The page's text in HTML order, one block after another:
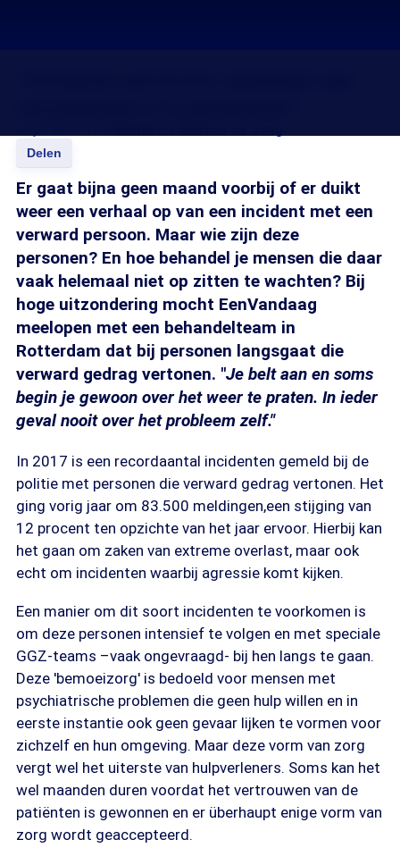
Delen
Er gaat bijna geen maand voorbij of er duikt
weer een verhaal op van een incident met een
verward persoon. Maar wie zijn deze
personen? En hoe behandel je mensen die daar
vaak helemaal niet op zitten te wachten? Bij
hoge uitzondering mocht EenVandaag
meelopen met een behandelteam in
Rotterdam dat bij personen langsgaat die
verward gedrag vertonen. "Je belt aan en soms
begin je gewoon over het weer te praten. In ieder
geval nooit over het probleem zelf."
In 2017 is een recordaantal incidenten gemeld bij de
politie met personen die verward gedrag vertonen. Het
ging vorig jaar om 83.500 meldingen,een stijging van
12 procent ten opzichte van het jaar ervoor. Hierbij kan
het gaan om zaken van extreme overlast, maar ook
echt om incidenten waarbij agressie komt kijken.
Een manier om dit soort incidenten te voorkomen is
om deze personen intensief te volgen en met speciale
GGZ-teams –vaak ongevraagd- bij hen langs te gaan.
Deze 'bemoeizorg' is bedoeld voor mensen met
psychiatrische problemen die geen hulp willen en in
eerste instantie ook geen gevaar lijken te vormen voor
zichzelf en hun omgeving. Maar deze vorm van zorg
vergt wel het uiterste van hulpverleners. Soms kan het
wel maanden duren voordat het vertrouwen van de
patiënten is gewonnen en er überhaupt enige vorm van
zorg wordt geaccepteerd.